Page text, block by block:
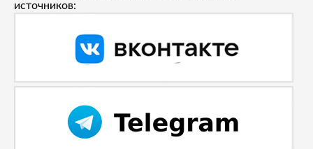
источников: